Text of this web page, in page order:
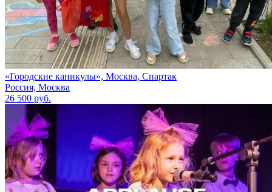
«Городские каникулы», Москва, Спартак
Россия, Москва
26 500 руб.